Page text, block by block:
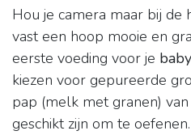
Hou je camera maar bij
vast een hoop mooie en
eerste voeding voor je baby
kiezen voor gepureerde
pap (melk met granen)
geschikt zijn om te oefenen.